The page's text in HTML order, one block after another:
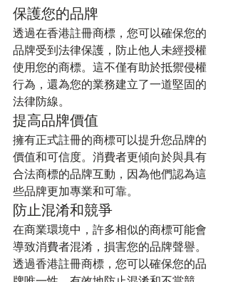
保護您的品牌
透過在香港註冊商標，您可以確保您的
品牌受到法律保護，防止他人未經授權
使用您的商標。這不僅有助於抵禦侵權
行為，還為您的業務建立了一道堅固的
法律防線。
提高品牌價值
擁有正式註冊的商標可以提升您品牌的
價值和可信度。消費者更傾向於與具有
合法商標的品牌互動，因為他們認為這
些品牌更加專業和可靠。
防止混淆和競爭
在商業環境中，許多相似的商標可能會
導致消費者混淆，損害您的品牌聲譽。
透過香港註冊商標，您可以確保您的品